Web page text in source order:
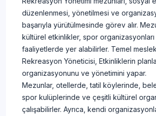
düzenlenmesi, yönetilmesi ve
başarıyla yürütülmesinde görev alır.
kültürel etkinlikler, spor
faaliyetlerde yer alabilirler. Temel meslek
Rekreasyon Yöneticisi, Etkinliklerin
organizasyonunu ve yönetimini yapar.
Mezunlar, otellerde, tatil köylerinde,
spor kulüplerinde ve çeşitli kültürel
çalışabilirler. Ayrıca, kendi